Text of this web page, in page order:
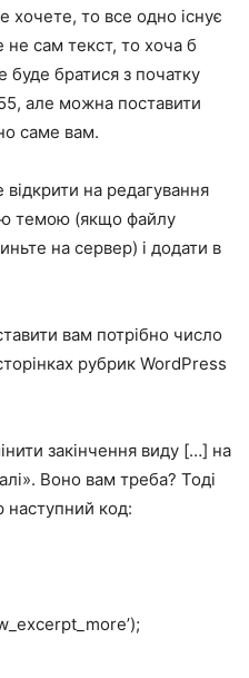
хочете, то все одно існує
сам текст, то хоча б
буде братися з початку
але можна поставити
саме вам.
на редагування
темою (якщо файлу
на сервер) і додати в
вам потрібно число
рубрик WordPress
закінчення виду […] на
Воно вам треба? Тоді
код: